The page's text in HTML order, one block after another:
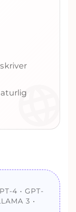
4 • GPT-
3 •